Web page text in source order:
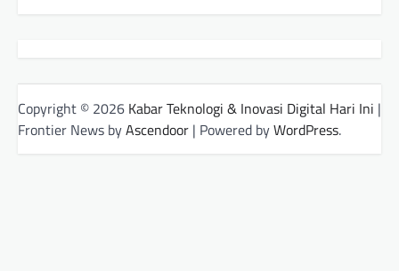
Copyright © 2026 Kabar Teknologi & Inovasi Digital Hari Ini |
Frontier News byAscendoor | Powered byWordPress.